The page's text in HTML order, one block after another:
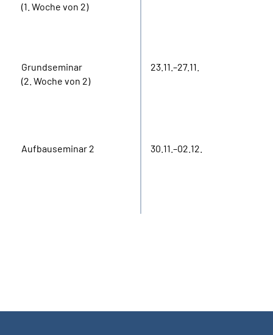
(1. Woche von 2)
Grundseminar
(2. Woche von 2)
23.11.–27.11.
Aufbauseminar 2 30.11.–02.12.